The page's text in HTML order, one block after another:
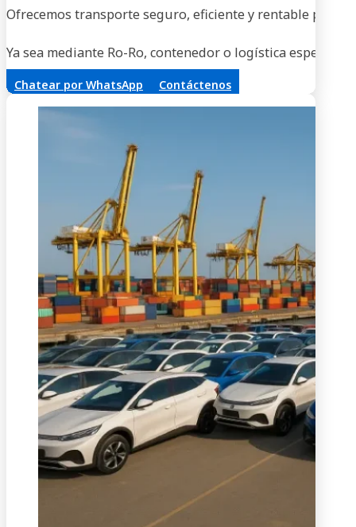
Ofrecemos transporte seguro, eficiente y rentable para
Ya sea mediante Ro-Ro, contenedor o logística
Chatear por WhatsApp Contáctenos